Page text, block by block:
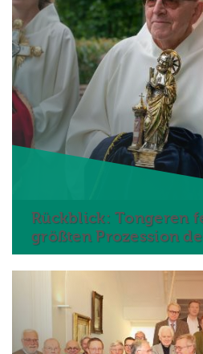
Rückblick: Tongeren
größten Prozession